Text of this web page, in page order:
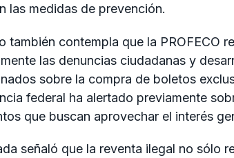
las medidas de prevención.
también contempla que la PROFECO
las denuncias ciudadanas y
sobre la compra de boletos
federal ha alertado previamente
que buscan aprovechar el interés
señaló que la reventa ilegal no sólo